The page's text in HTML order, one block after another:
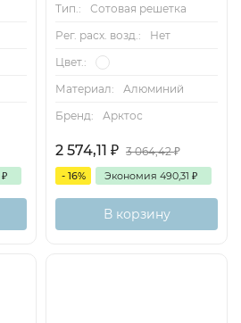
₽
Тип.:
Сотовая решетка
Рег. расх. возд.:
Нет
Цвет.:
Материал:
Алюминий
Бренд:
Арктос
2 574,11 ₽ 3 064,42₽
- 16% Экономия 490,31 ₽
В корзину